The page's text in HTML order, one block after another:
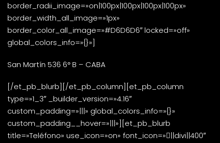
border_radii_image=»on|100px|100px|100px|100px»
border_width_all_image=»1px»
border_color_all_image=»#D6D6D6″ locked=»off»
global_colors_info=»{}»]
San Martín 536 6° B – CABA
[/et_pb_blurb][/et_pb_column][et_pb_column
type=»1_3″ _builder_version=»4.16″
custom_padding=»|||» global_colors_info=»{}»
custom_padding__hover=»|||»][et_pb_blurb
title=»Teléfono» use_icon=»on» font_icon=»||divi||400″